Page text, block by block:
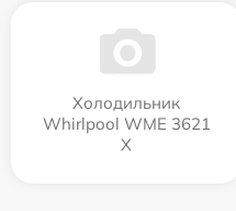
Холодильник
Whirlpool WME 3621
X